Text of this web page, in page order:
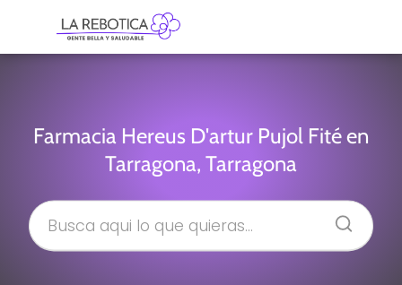
Farmacia Hereus D'artur Pujol Fité en
Tarragona, Tarragona